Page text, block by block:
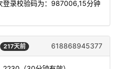
登录校验码为：987006,15分钟
217天前 618868945377